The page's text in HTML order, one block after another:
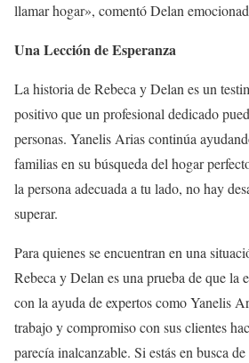
llamar hogar», comentó Delan
Una Lección de Esperanza
La historia de Rebeca y Delan es un
positivo que un profesional dedicado
personas. Yanelis Arias continúa
familias en su búsqueda del hogar
la persona adecuada a tu lado, no hay
superar.
Para quienes se encuentran en una
Rebeca y Delan es una prueba de que la
con la ayuda de expertos como Yanelis
trabajo y compromiso con sus clientes
parecía inalcanzable. Si estás en busca